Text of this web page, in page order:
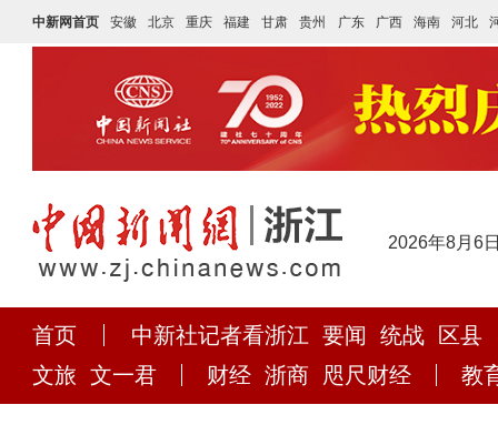
中新网首页 安徽 北京 重庆 福建 甘肃 贵州 广东 广西 海南 河北
2026年8月6
首页 中新社记者看浙江 要闻 统战
区县
文旅 文一君 财经 浙商 咫尺财经 教